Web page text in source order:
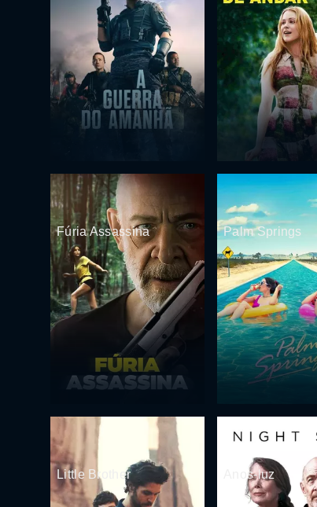
Fúria Assassina Palm Springs
Little Brother Anos-luz